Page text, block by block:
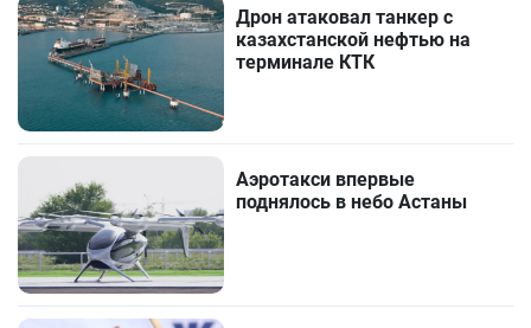
Дрон атаковал танкер с
казахстанской нефтью на
терминале КТК
Аэротакси впервые
поднялось в небо Астаны